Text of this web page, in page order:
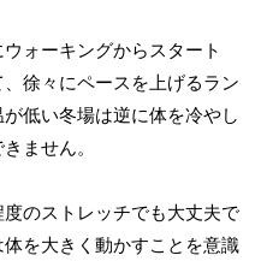
ォーキングからスタート
徐々にペースを上げるラン
低い冬場は逆に体を冷やし
ません。
のストレッチでも大丈夫で
を大きく動かすことを意識